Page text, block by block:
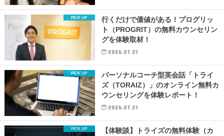
行くだけで価値がある！プログリッ
ト（PROGRIT）の無料カウンセリン
グを体験取材！
2026.07.21
パーソナルコーチ型英会話「トライ
ズ（TORAIZ）」のオンライン無料カ
ウンセリングを体験レポート！
2026.07.21
【体験談】トライズの無料体験（カ